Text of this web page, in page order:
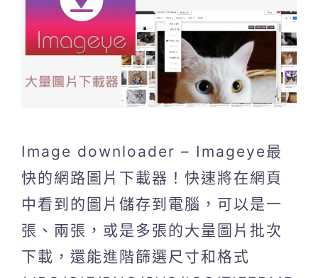
Image downloader – Imageye最
快的網路圖片下載器！快速將在網頁
中看到的圖片儲存到電腦，可以是一
張、兩張，或是多張的大量圖片批次
下載，還能進階篩選尺寸和格式